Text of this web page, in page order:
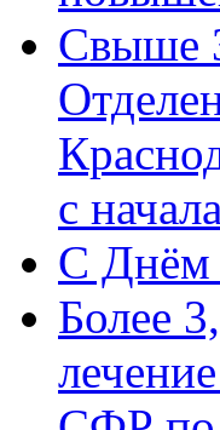
Свыше
с
C Днём
Более